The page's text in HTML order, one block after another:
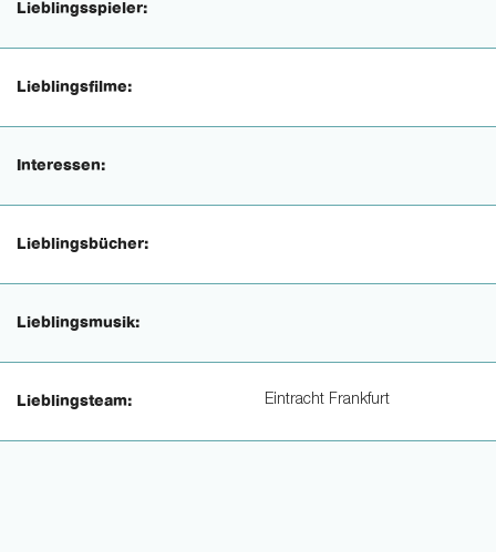
Lieblingsspieler:
Lieblingsfilme:
Interessen:
Lieblingsbücher:
Lieblingsmusik:
Lieblingsteam: Eintracht Frankfurt